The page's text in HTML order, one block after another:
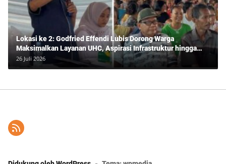
Lokasi ke 2: Godfried Effendi Lubis Dorong Warga
Maksimalkan Layanan UHC, Aspirasi Infrastruktur hingga
Pendidikan Mengemuka dalam Reses Medan Amplas
26 Juli 2026